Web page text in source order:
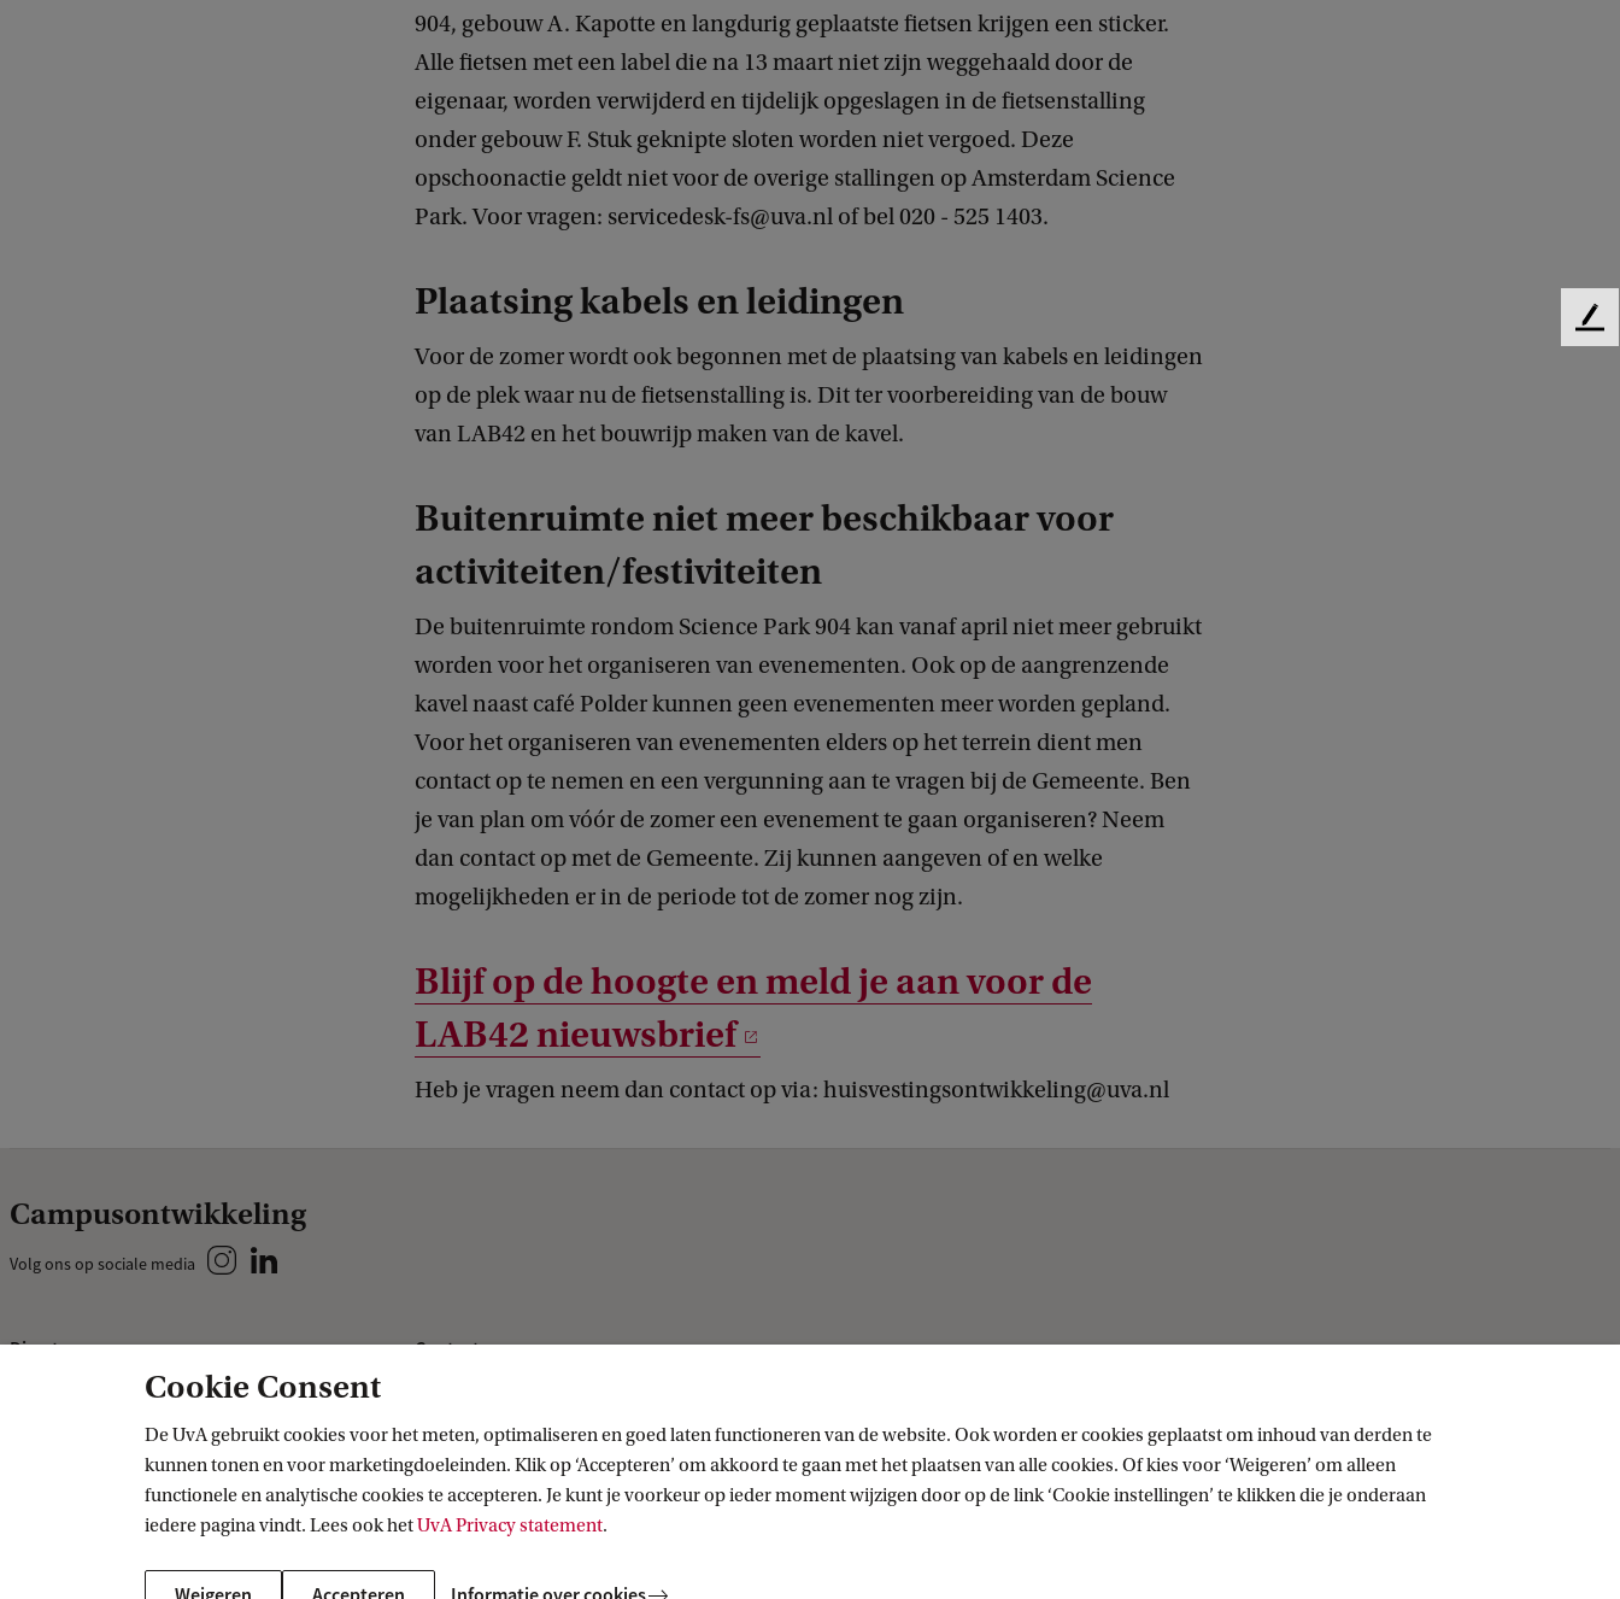
904, gebouw A. Kapotte en langdurig geplaatste fietsen krijgen een sticker.
Alle fietsen met een label die na 13 maart niet zijn weggehaald door de
eigenaar, worden verwijderd en tijdelijk opgeslagen in de fietsenstalling
onder gebouw F. Stuk geknipte sloten worden niet vergoed. Deze
opschoonactie geldt niet voor de overige stallingen op Amsterdam Science
Park. Voor vragen: servicedesk-fs@uva.nl of bel 020 - 525 1403.
Plaatsing kabels en leidingen
Voor de zomer wordt ook begonnen met de plaatsing van kabels en leidingen
op de plek waar nu de fietsenstalling is. Dit ter voorbereiding van de bouw
van LAB42 en het bouwrijp maken van de kavel.
Buitenruimte niet meer beschikbaar voor
activiteiten/festiviteiten
De buitenruimte rondom Science Park 904 kan vanaf april niet meer gebruikt
worden voor het organiseren van evenementen. Ook op de aangrenzende
kavel naast café Polder kunnen geen evenementen meer worden gepland.
Voor het organiseren van evenementen elders op het terrein dient men
contact op te nemen en een vergunning aan te vragen bij de Gemeente. Ben
je van plan om vóór de zomer een evenement te gaan organiseren? Neem
dan contact op met de Gemeente. Zij kunnen aangeven of en welke
mogelijkheden er in de periode tot de zomer nog zijn.
Blijf op de hoogte en meld je aan voor de
LAB42 nieuwsbrief
Heb je vragen neem dan contact op via: huisvestingsontwikkeling@uva.nl
Campusontwikkeling
Volg ons op sociale media
Direct naar
Huisvestingsontwikkeling
Universiteitsbibliotheek
Roeterseilandcampus
Contact
Cookie Consent
De UvA gebruikt cookies voor het meten, optimaliseren en goed laten functioneren van de website. Ook worden er cookies geplaatst om inhoud van derden te
kunnen tonen en voor marketingdoeleinden. Klik op ‘Accepteren’ om akkoord te gaan met het plaatsen van alle cookies. Of kies voor ‘Weigeren’ om alleen
functionele en analytische cookies te accepteren. Je kunt je voorkeur op ieder moment wijzigen door op de link ‘Cookie instellingen’ te klikken die je onderaan
iedere pagina vindt. Lees ook hetUvA Privacy statement.
F